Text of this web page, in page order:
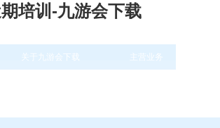
培训-九游会下载
关于九游会下载 主营业务